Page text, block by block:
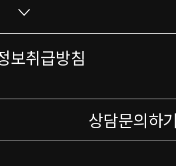
보취급방침
상담문의하